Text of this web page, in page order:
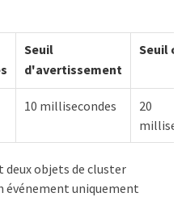
Seuil
d'avertissement
Seuil
10 millisecondes
20
deux objets de cluster
événement uniquement